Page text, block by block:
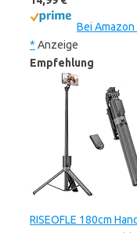
Bei
* Anzeige
Empfehlung
RISEOFLE 180cm